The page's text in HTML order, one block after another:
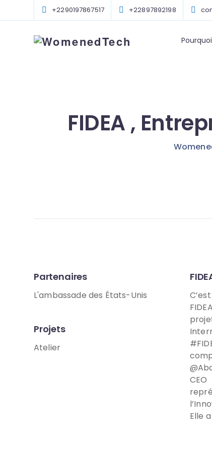
+2290197867517 +22897892198
Pourquoi
FIDEA ,
Partenaires
L'ambassade des États-Unis
Projets
Atelier
Elle